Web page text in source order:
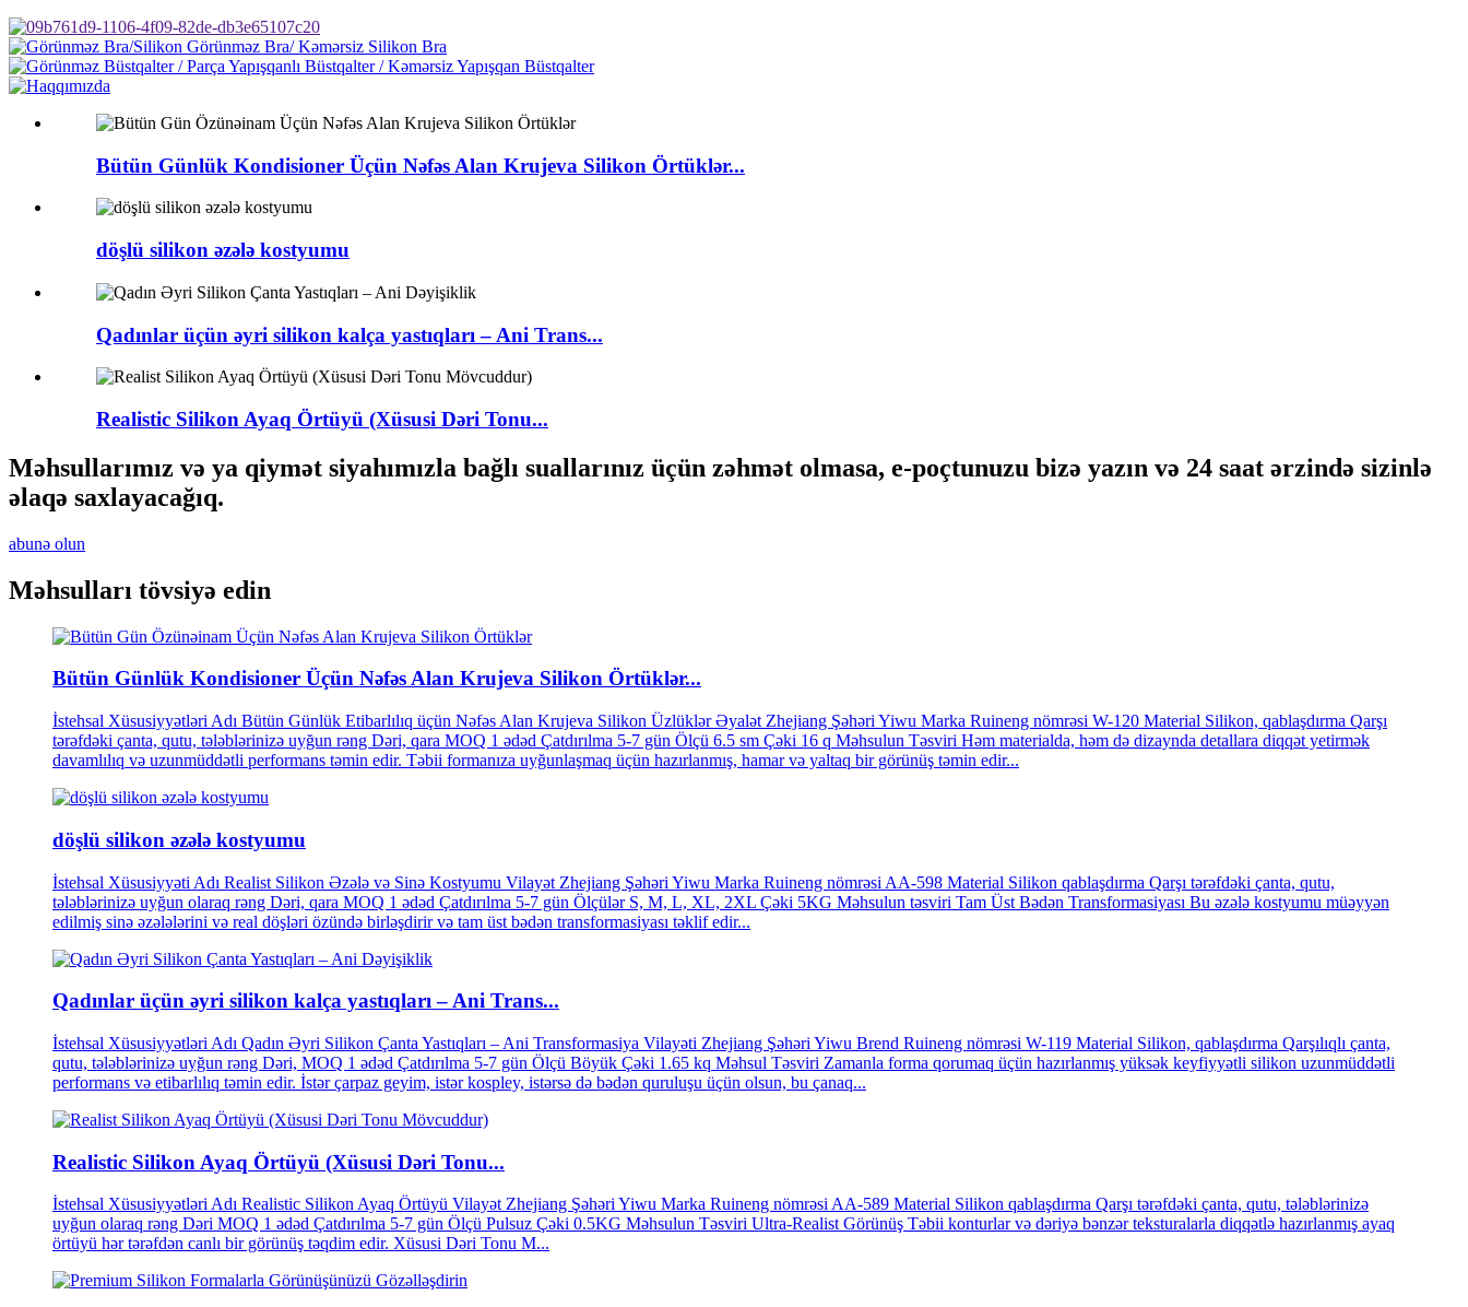
Bütün Günlük Kondisioner Üçün Nəfəs Alan Krujeva Silikon Örtüklər...
döşlü silikon əzələ kostyumu
Qadınlar üçün əyri silikon kalça yastıqları – Ani Trans...
Realistic Silikon Ayaq Örtüyü (Xüsusi Dəri Tonu...
Məhsullarımız və ya qiymət siyahımızla bağlı suallarınız üçün zəhmət olmasa, e-poçtunuzu bizə yazın və 24 saat ərzində sizinlə
əlaqə saxlayacağıq.
abunə olun
Məhsulları tövsiyə edin
Bütün Günlük Kondisioner Üçün Nəfəs Alan Krujeva Silikon Örtüklər...
İstehsal Xüsusiyyətləri Adı Bütün Günlük Etibarlılıq üçün Nəfəs Alan Krujeva Silikon Üzlüklər Əyalət Zhejiang Şəhəri Yiwu Marka Ruineng nömrəsi W-120 Material Silikon, qablaşdırma Qarşı
tərəfdəki çanta, qutu, tələblərinizə uyğun rəng Dəri, qara MOQ 1 ədəd Çatdırılma 5-7 gün Ölçü 6.5 sm Çəki 16 q Məhsulun Təsviri Həm materialda, həm də dizaynda detallara diqqət yetirmək
davamlılıq və uzunmüddətli performans təmin edir. Təbii formanıza uyğunlaşmaq üçün hazırlanmış, hamar və yaltaq bir görünüş təmin edir...
döşlü silikon əzələ kostyumu
İstehsal Xüsusiyyəti Adı Realist Silikon Əzələ və Sinə Kostyumu Vilayət Zhejiang Şəhəri Yiwu Marka Ruineng nömrəsi AA-598 Material Silikon qablaşdırma Qarşı tərəfdəki çanta, qutu,
tələblərinizə uyğun olaraq rəng Dəri, qara MOQ 1 ədəd Çatdırılma 5-7 gün Ölçülər S, M, L, XL, 2XL Çəki 5KG Məhsulun təsviri Tam Üst Bədən Transformasiyası Bu əzələ kostyumu müəyyən
edilmiş sinə əzələlərini və real döşləri özündə birləşdirir və tam üst bədən transformasiyası təklif edir...
Qadınlar üçün əyri silikon kalça yastıqları – Ani Trans...
İstehsal Xüsusiyyətləri Adı Qadın Əyri Silikon Çanta Yastıqları – Ani Transformasiya Vilayəti Zhejiang Şəhəri Yiwu Brend Ruineng nömrəsi W-119 Material Silikon, qablaşdırma Qarşılıqlı çanta,
qutu, tələblərinizə uyğun rəng Dəri, MOQ 1 ədəd Çatdırılma 5-7 gün Ölçü Böyük Çəki 1.65 kq Məhsul Təsviri Zamanla forma qorumaq üçün hazırlanmış yüksək keyfiyyətli silikon uzunmüddətli
performans və etibarlılıq təmin edir. İstər çarpaz geyim, istər kospley, istərsə də bədən quruluşu üçün olsun, bu çanaq...
Realistic Silikon Ayaq Örtüyü (Xüsusi Dəri Tonu...
İstehsal Xüsusiyyətləri Adı Realistic Silikon Ayaq Örtüyü Vilayət Zhejiang Şəhəri Yiwu Marka Ruineng nömrəsi AA-589 Material Silikon qablaşdırma Qarşı tərəfdəki çanta, qutu, tələblərinizə
uyğun olaraq rəng Dəri MOQ 1 ədəd Çatdırılma 5-7 gün Ölçü Pulsuz Çəki 0.5KG Məhsulun Təsviri Ultra-Realist Görünüş Təbii konturlar və dəriyə bənzər teksturalarla diqqətlə hazırlanmış ayaq
örtüyü hər tərəfdən canlı bir görünüş təqdim edir. Xüsusi Dəri Tonu M...